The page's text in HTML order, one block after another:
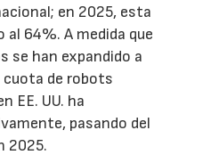
en 2025, esta
al 64%. A medida que
se han expandido a
de robots
EE. UU. ha
pasando del
2025.